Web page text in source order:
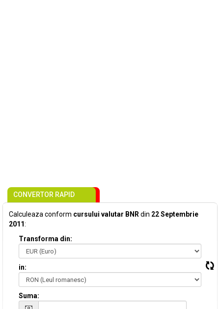
CONVERTOR RAPID
Calculeaza conform cursului valutar BNR din 22 Septembrie
2011:
Transforma din:
in:
Suma: